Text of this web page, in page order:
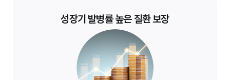
성장기 발병률 높은 질환 보장